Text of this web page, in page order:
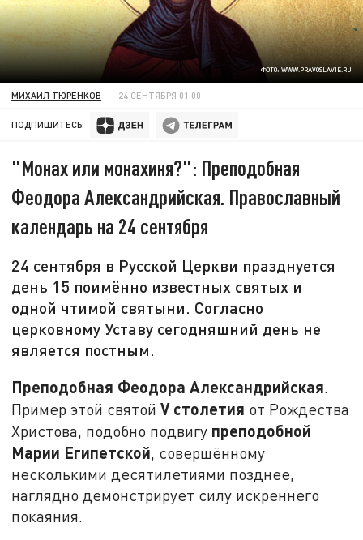
ФОТО: WWW.PRAVOSLAVIE.RU
МИХАИЛ ТЮРЕНКОВ 24 СЕНТЯБРЯ 01:00
ПОДПИШИТЕСЬ:
"Монах или монахиня?": Преподобная
Феодора Александрийская. Православный
календарь на 24 сентября
24 сентября в Русской Церкви празднуется
день 15 поимённо известных святых и
одной чтимой святыни. Согласно
церковному Уставу сегодняшний день не
является постным.
Преподобная Феодора Александрийская.
Пример этой святойVстолетия от Рождества
Христова, подобно подвигу преподобной
Марии Египетской, совершённому
несколькими десятилетиями позднее,
наглядно демонстрирует силу искреннего
покаяния.